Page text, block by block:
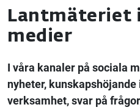
Lantmäteriet
medier
I våra kanaler på sociala
nyheter,
verksamhet, svar på